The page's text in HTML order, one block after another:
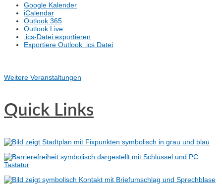
Google Kalender
iCalendar
Outlook 365
Outlook Live
.ics-Datei exportieren
Exportiere Outlook .ics Datei
Weitere Veranstaltungen
Quick Links